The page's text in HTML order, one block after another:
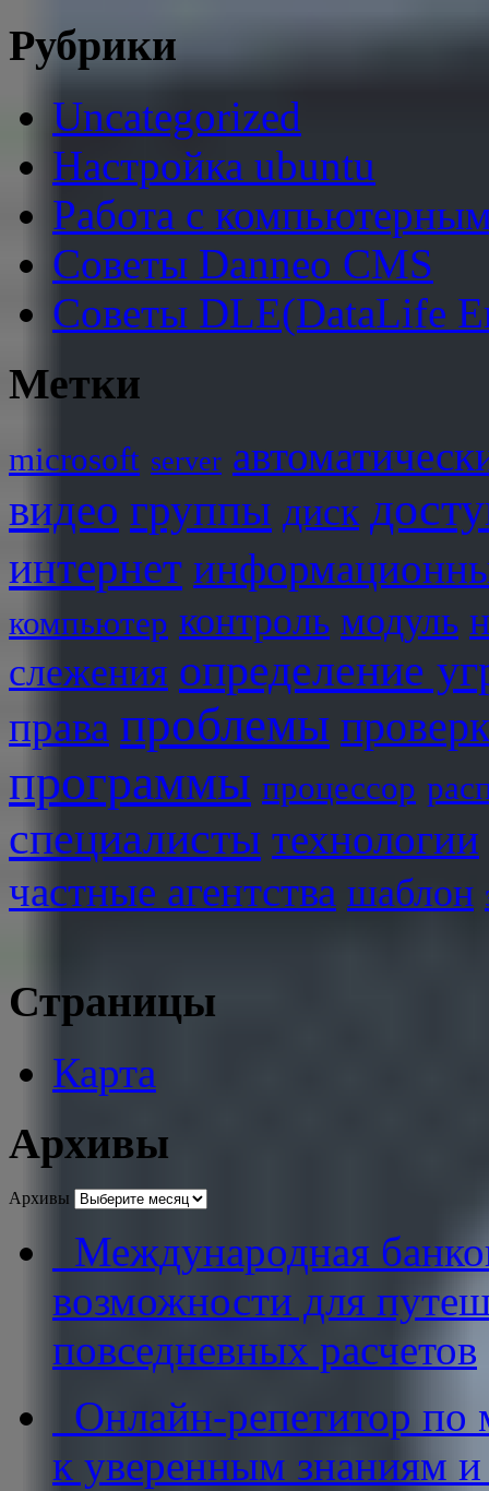
Рубрики
Uncategorized
Настройка ubuntu
Работа с
Советы Danneo CMS
Советы DLE(DataLife
Метки
microsoft server
видео группы диск
интернет
компьютер контроль модуль
слежения определение
права проблемы
программы процессор
специалисты технологии
частные агентства шаблон
Страницы
Карта
Архивы
Архивы
Международная
возможности для
повседневных расчетов
Онлайн-репетитор по
к уверенным знаниям и